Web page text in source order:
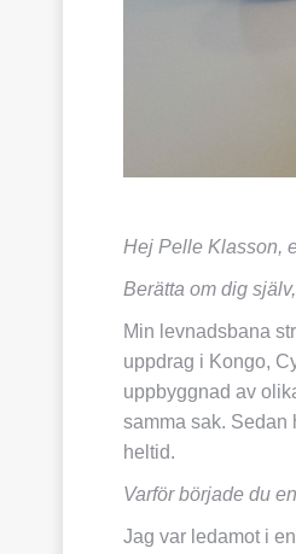
Hej Pelle Klasson,
Berätta om dig
Min levnadsbana
uppdrag i Kongo,
uppbyggnad av
samma sak. Sedan
heltid.
Varför började du
Jag var ledamot i